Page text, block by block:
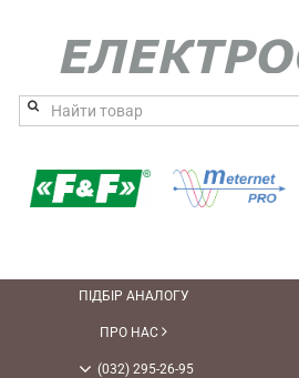
ПІДБІР АНАЛОГУ
ПРО НАС
(032) 295-26-95